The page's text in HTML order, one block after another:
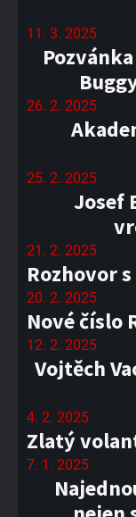
11. 3. 2025
26. 2. 2025
25. 2. 2025
Josef
21. 2. 2025
Rozhovor
20. 2. 2025
Nové číslo
12. 2. 2025
Vojtěch
4. 2. 2025
Zlatý
7. 1. 2025